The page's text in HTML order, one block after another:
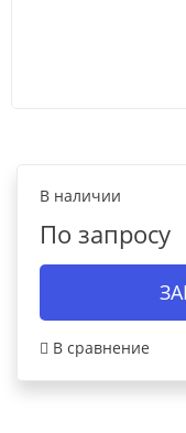
В наличии
По запросу
В сравнение